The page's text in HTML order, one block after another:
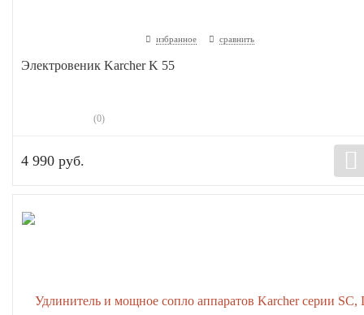
избранное сравнить
Электровеник Karcher K 55
(0)
4 990 руб.